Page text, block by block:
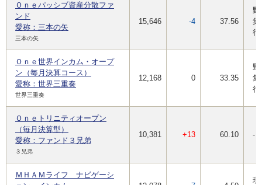
Ｏｎｅパッシブ資産分散ファ
ンド
愛称：三本の矢
三本の矢
15,646 -4 37.56
集
行
Ｏｎｅ世界インカム・オープ
ン（毎月決算コース）
愛称：世界三重奏
世界三重奏
12,168 0 33.35
野
集
行
Ｏｎｅトリニティオープン
（毎月決算型）
愛称：ファンド３兄弟
３兄弟
10,381 +13 60.10 -
ＭＨＡＭライフ ナビゲーシ
現